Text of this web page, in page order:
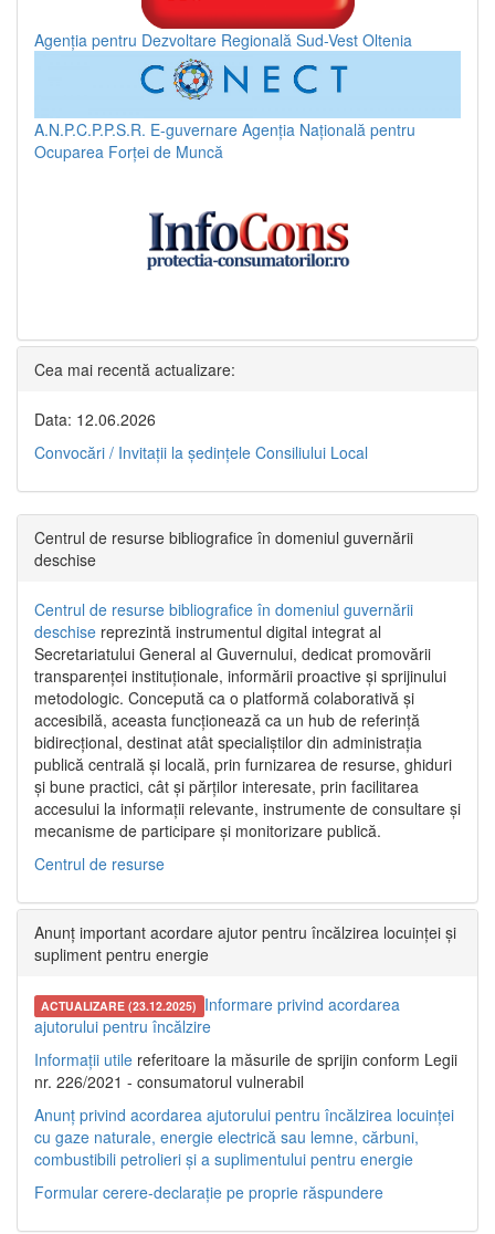
Agenția pentru Dezvoltare Regională Sud-Vest Oltenia
A.N.P.C.P.P.S.R. E-guvernare Agenția Națională pentru
Ocuparea Forței de Muncă
Cea mai recentă actualizare:
Data: 12.06.2026
Convocări / Invitaţii la şedinţele Consiliului Local
Centrul de resurse bibliografice în domeniul guvernării
deschise
Centrul de resurse bibliografice în domeniul guvernării
deschise reprezintă instrumentul digital integrat al
Secretariatului General al Guvernului, dedicat promovării
transparenței instituționale, informării proactive și sprijinului
metodologic. Concepută ca o platformă colaborativă și
accesibilă, aceasta funcționează ca un hub de referință
bidirecțional, destinat atât specialiștilor din administrația
publică centrală și locală, prin furnizarea de resurse, ghiduri
și bune practici, cât și părților interesate, prin facilitarea
accesului la informații relevante, instrumente de consultare și
mecanisme de participare și monitorizare publică.
Centrul de resurse
Anunț important acordare ajutor pentru încălzirea locuinței și
supliment pentru energie
ACTUALIZARE (23.12.2025) Informare privind acordarea
ajutorului pentru încălzire
Informații utile referitoare la măsurile de sprijin conform Legii
nr. 226/2021 - consumatorul vulnerabil
Anunț privind acordarea ajutorului pentru încălzirea locuinței
cu gaze naturale, energie electrică sau lemne, cărbuni,
combustibili petrolieri și a suplimentului pentru energie
Formular cerere-declarație pe proprie răspundere